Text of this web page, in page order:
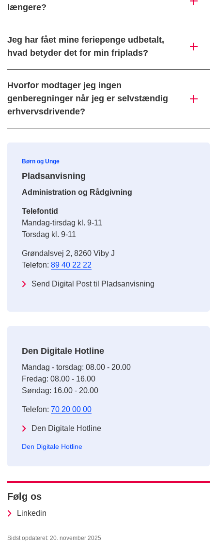
længere?
Jeg har fået mine feriepenge udbetalt,
hvad betyder det for min friplads?
Hvorfor modtager jeg ingen
genberegninger når jeg er selvstændig
erhvervsdrivende?
Børn og Unge
Pladsanvisning
Administration og Rådgivning
Telefontid
Mandag-tirsdag kl. 9-11
Torsdag kl. 9-11
Grøndalsvej 2, 8260 Viby J
Telefon: 89 40 22 22
Send Digital Post til Pladsanvisning
Den Digitale Hotline
Mandag - torsdag: 08.00 - 20.00
Fredag: 08.00 - 16.00
Søndag: 16.00 - 20.00
Telefon: 70 20 00 00
Den Digitale Hotline
Den Digitale Hotline
Følg os
Linkedin
Sidst opdateret: 20. november 2025